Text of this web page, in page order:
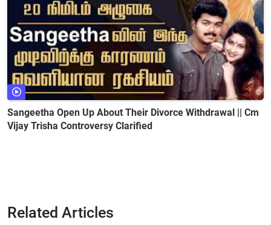
Sangeetha Open Up About Their Divorce Withdrawal || Cm
Vijay Trisha Controversy Clarified
Related Articles